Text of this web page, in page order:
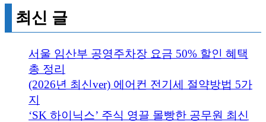
최신 글
서울 임산부 공영주차장 요금 50% 할인 혜택
총 정리
(2026년 최신ver) 에어컨 전기세 절약방법 5가
지
‘SK 하이닉스’ 주식 영끌 몰빵한 공무원 최신